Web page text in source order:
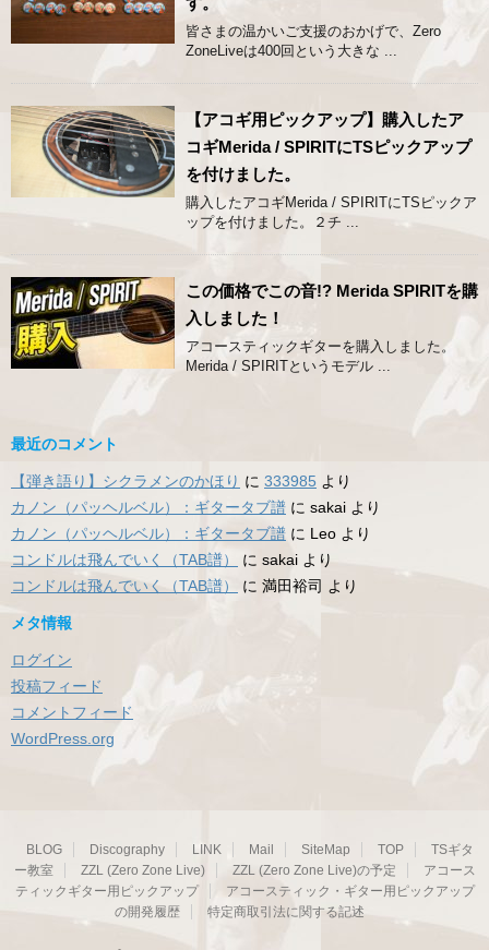
皆さまの温かいご支援のおかげで、Zero
ZoneLiveは400回という大きな ...
【アコギ用ピックアップ】購入したア
コギMerida / SPIRITにTSピックアップ
を付けました。
購入したアコギMerida / SPIRITにTSピックア
ップを付けました。２チ ...
この価格でこの音!? Merida SPIRITを購
入しました！
アコースティックギターを購入しました。
Merida / SPIRITというモデル ...
最近のコメント
【弾き語り】シクラメンのかほり に 333985 より
カノン（パッヘルベル）：ギタータブ譜 に sakai より
カノン（パッヘルベル）：ギタータブ譜 に Leo より
コンドルは飛んでいく（TAB譜）
に sakai より
コンドルは飛んでいく（TAB譜）
に 満田裕司 より
メタ情報
ログイン
投稿フィード
コメントフィード
WordPress.org
BLOG Discography LINK Mail SiteMap TOP
TSギタ
ー教室
ZZL (Zero Zone Live) ZZL (Zero Zone Live)の予定
アコース
ティックギター用ピックアップ
アコースティック・ギター用ピックアップ
の開発履歴
特定商取引法に関する記述